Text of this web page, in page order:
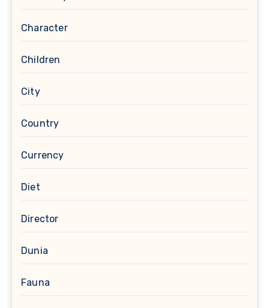
Character
Children
City
Country
Currency
Diet
Director
Dunia
Fauna